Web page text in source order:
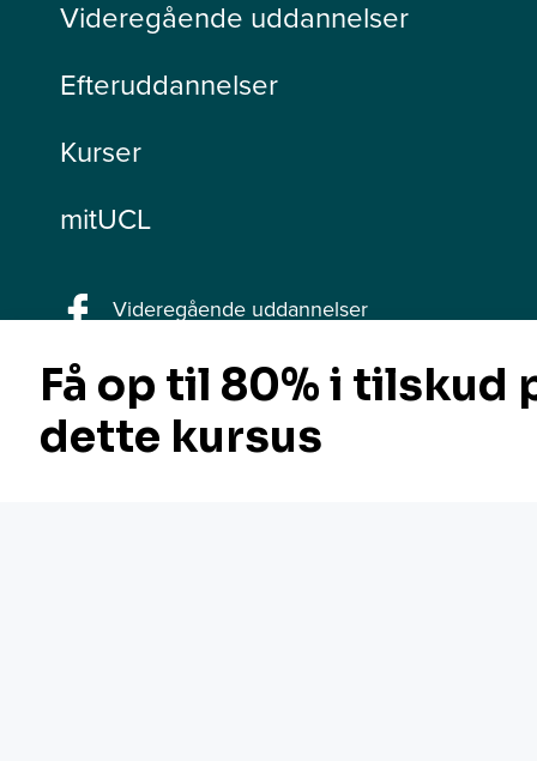
Videregående uddannelser
Efteruddannelser
Kurser
mitUCL
Videregående uddannelser
Efter- og videreuddannelser